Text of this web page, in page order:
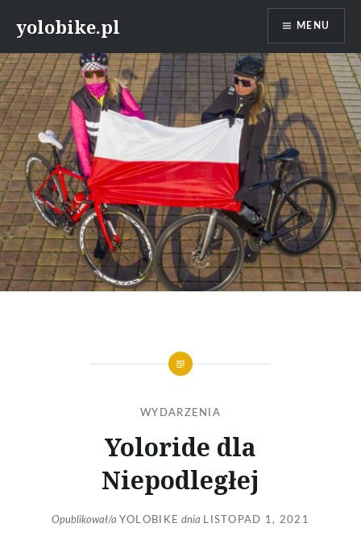
yolobike.pl MENU
WYDARZENIA
Yoloride dla
Niepodległej
Opublikował/a YOLOBIKE dnia LISTOPAD 1, 2021